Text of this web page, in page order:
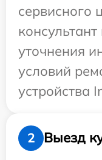
сервисного
уточнения
условий
устройства
2
Выезд